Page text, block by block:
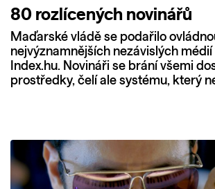
80 rozlícených novinářů
Maďarské vládě se podařilo
nejvýznamnějších nezávislých
Index.hu. Novináři se brání všemi
prostředky, čelí ale systému, který